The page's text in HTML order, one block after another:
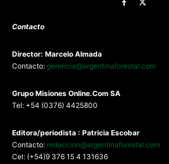
Contacto
Director: Marcelo Almada
Contacto: gerencia@argentinaforestal.com
Grupo Misiones Online.Com SA
Tel: +54 (0376) 4425800
Editora/periodista : Patricia Escobar
Contacto: redaccion@argentinaforestal.com
Cel: (+54)9 376 15 4 131636